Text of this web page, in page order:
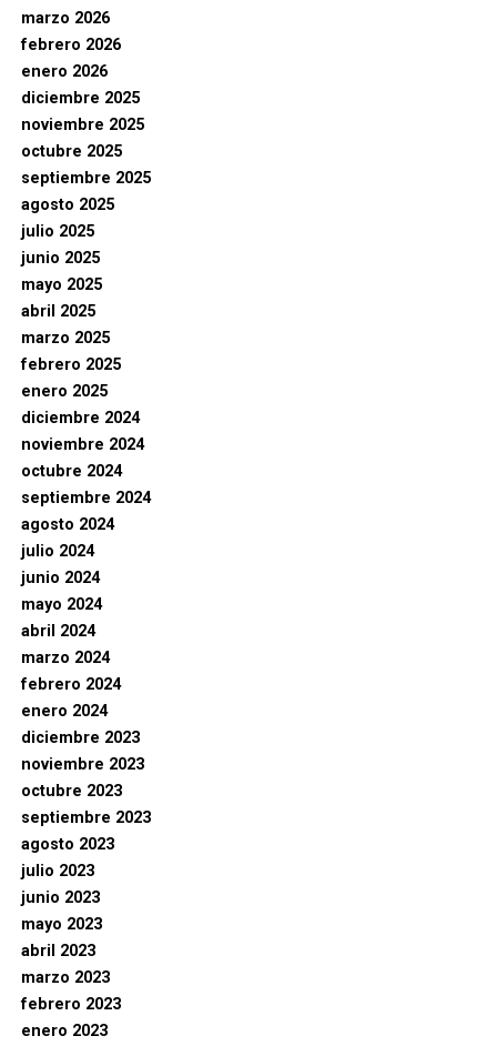
marzo 2026
febrero 2026
enero 2026
diciembre 2025
noviembre 2025
octubre 2025
septiembre 2025
agosto 2025
julio 2025
junio 2025
mayo 2025
abril 2025
marzo 2025
febrero 2025
enero 2025
diciembre 2024
noviembre 2024
octubre 2024
septiembre 2024
agosto 2024
julio 2024
junio 2024
mayo 2024
abril 2024
marzo 2024
febrero 2024
enero 2024
diciembre 2023
noviembre 2023
octubre 2023
septiembre 2023
agosto 2023
julio 2023
junio 2023
mayo 2023
abril 2023
marzo 2023
febrero 2023
enero 2023